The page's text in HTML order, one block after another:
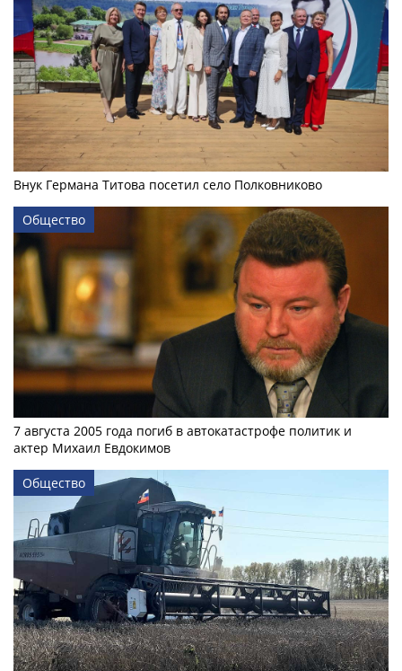
Внук Германа Титова посетил село Полковниково
Общество
7 августа 2005 года погиб в автокатастрофе политик и
актер Михаил Евдокимов
Общество